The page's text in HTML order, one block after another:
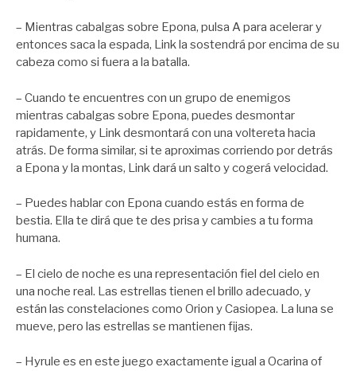
– Mientras cabalgas sobre Epona, pulsa A para acelerar y
entonces saca la espada, Link la sostendrá por encima de su
cabeza como si fuera a la batalla.
– Cuando te encuentres con un grupo de enemigos
mientras cabalgas sobre Epona, puedes desmontar
rapidamente, y Link desmontará con una voltereta hacia
atrás. De forma similar, si te aproximas corriendo por detrás
a Epona y la montas, Link dará un salto y cogerá velocidad.
– Puedes hablar con Epona cuando estás en forma de
bestia. Ella te dirá que te des prisa y cambies a tu forma
humana.
– El cielo de noche es una representación fiel del cielo en
una noche real. Las estrellas tienen el brillo adecuado, y
están las constelaciones como Orion y Casiopea. La luna se
mueve, pero las estrellas se mantienen fijas.
– Hyrule es en este juego exactamente igual a Ocarina of